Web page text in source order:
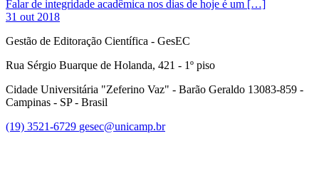
Falar de integridade acadêmica nos dias de hoje é um […]
31 out 2018
Gestão de Editoração Científica - GesEC
Rua Sérgio Buarque de Holanda, 421 - 1º piso
Cidade Universitária "Zeferino Vaz" - Barão Geraldo 13083-859 -
Campinas - SP - Brasil
(19) 3521-6729 gesec@unicamp.br